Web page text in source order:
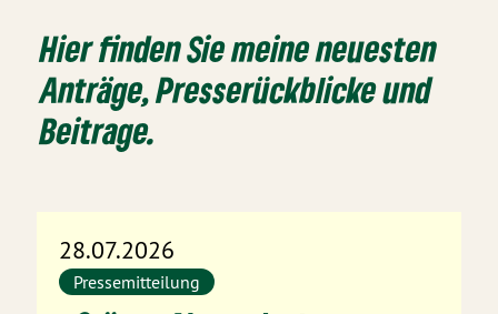
Hier finden Sie meine neuesten
Anträge, Presserückblicke und
Beitrage.
28.07.2026
Pressemitteilung